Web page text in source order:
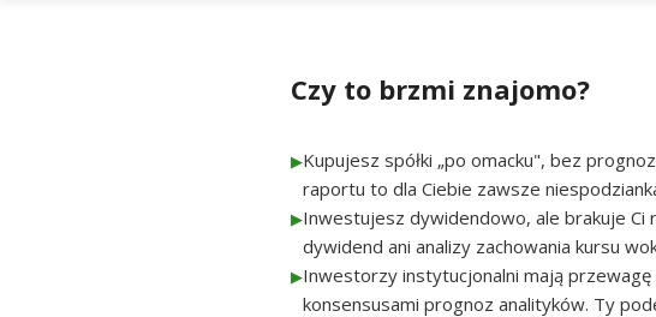
Czy to brzmi znajomo?
▶Kupujesz spółki „po omacku", bez
raportu to dla Ciebie zawsze
▶Inwestujesz dywidendowo, ale brakuje
dywidend ani analizy zachowania kursu
▶Inwestorzy instytucjonalni mają
konsensusami prognoz analityków. Ty